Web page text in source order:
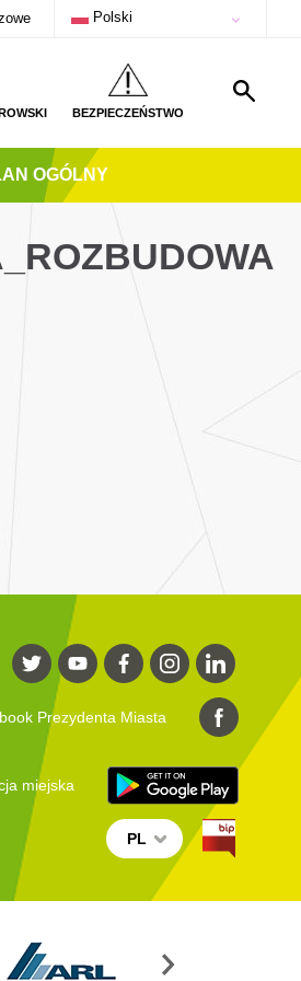
Polski
BEZPIECZEŃSTWO
OGÓLNY
Prezydenta Miasta
miejska
PL